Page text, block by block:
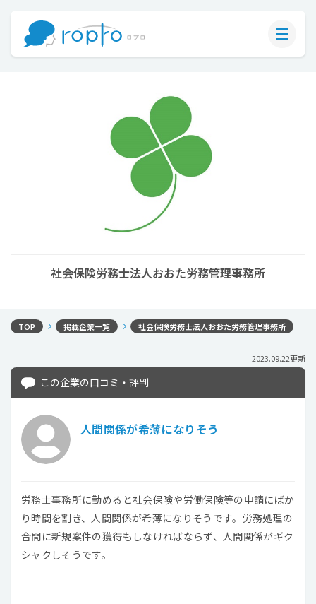
社会保険労務士法人おおた労務管理事務所
TOP 掲載企業一覧 社会保険労務士法人おおた労務管理事務所
2023.09.22更新
この企業の口コミ・評判
人間関係が希薄になりそう
労務士事務所に勤めると社会保険や労働保険等の申請にばか
り時間を割き、人間関係が希薄になりそうです。労務処理の
合間に新規案件の獲得もしなければならず、人間関係がギク
シャクしそうです。